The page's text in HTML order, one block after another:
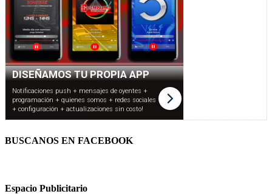
BUSCANOS EN FACEBOOK
Espacio Publicitario